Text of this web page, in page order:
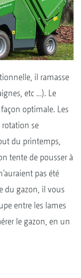
il ramasse
etc …). Le
optimale. Les
rotation se
du printemps,
tente de pousser à
pas été
du gazon, il vous
entre les lames
le gazon, en un